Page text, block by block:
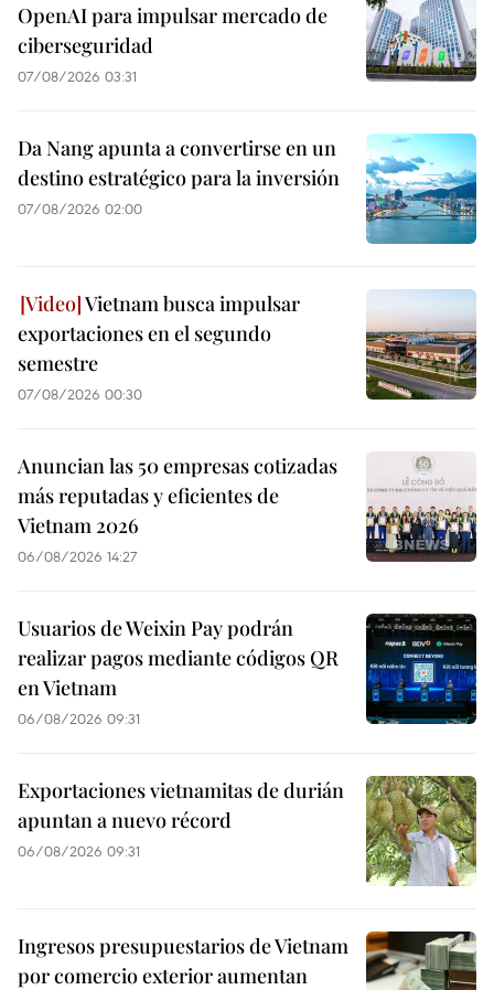
OpenAI para impulsar mercado de
ciberseguridad
07/08/2026 03:31
Da Nang apunta a convertirse en un
destino estratégico para la inversión
07/08/2026 02:00
Vietnam busca impulsar
exportaciones en el segundo
semestre
07/08/2026 00:30
Anuncian las 50 empresas cotizadas
más reputadas y eficientes de
Vietnam 2026
06/08/2026 14:27
Usuarios de Weixin Pay podrán
realizar pagos mediante códigos QR
en Vietnam
06/08/2026 09:31
Exportaciones vietnamitas de durián
apuntan a nuevo récord
06/08/2026 09:31
Ingresos presupuestarios de Vietnam
por comercio exterior aumentan